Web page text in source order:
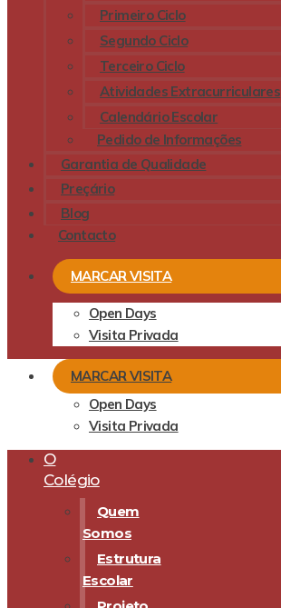
Primeiro Ciclo
Segundo Ciclo
Terceiro Ciclo
Atividades Extracurriculares
Calendário Escolar
Pedido de Informações
Garantia de Qualidade
Preçário
Blog
Contacto
MARCAR VISITA
Open Days
Visita Privada
MARCAR VISITA
Open Days
Visita Privada
O
Colégio
Quem
Somos
Estrutura
Escolar